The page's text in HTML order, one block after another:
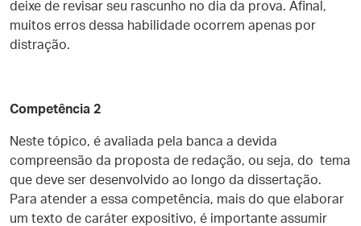
deixe de revisar seu rascunho no dia da prova. Afinal,
muitos erros dessa habilidade ocorrem apenas por
distração.
Competência 2
Neste tópico, é avaliada pela banca a devida
compreensão da proposta de redação, ou seja, do tema
que deve ser desenvolvido ao longo da dissertação.
Para atender a essa competência, mais do que elaborar
um texto de caráter expositivo, é importante assumir